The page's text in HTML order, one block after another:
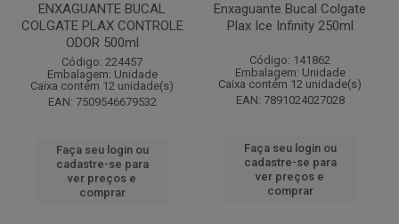
ENXAGUANTE BUCAL
COLGATE PLAX CONTROLE
ODOR 500ml
Código: 224457
Embalagem: Unidade
Caixa contém 12 unidade(s)
EAN: 7509546679532
Faça seu login ou
cadastre-se para
ver preços e
comprar
Enxaguante Bucal Colgate
Plax Ice Infinity 250ml
Código: 141862
Embalagem: Unidade
Caixa contém 12 unidade(s)
EAN: 7891024027028
Faça seu login ou
cadastre-se para
ver preços e
comprar